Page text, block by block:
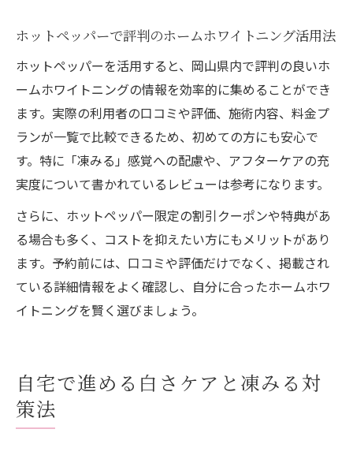
ホットペッパーで評判のホームホワイトニング活用法
ホットペッパーを活用すると、岡山県内で評判の良いホ
ームホワイトニングの情報を効率的に集めることができ
ます。実際の利用者の口コミや評価、施術内容、料金プ
ランが一覧で比較できるため、初めての方にも安心で
す。特に「凍みる」感覚への配慮や、アフターケアの充
実度について書かれているレビューは参考になります。
さらに、ホットペッパー限定の割引クーポンや特典があ
る場合も多く、コストを抑えたい方にもメリットがあり
ます。予約前には、口コミや評価だけでなく、掲載され
ている詳細情報をよく確認し、自分に合ったホームホワ
イトニングを賢く選びましょう。
自宅で進める白さケアと凍みる対
策法